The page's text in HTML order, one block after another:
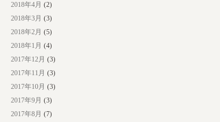
2018年4月 (2)
2018年3月 (3)
2018年2月 (5)
2018年1月 (4)
2017年12月 (3)
2017年11月 (3)
2017年10月 (3)
2017年9月 (3)
2017年8月 (7)